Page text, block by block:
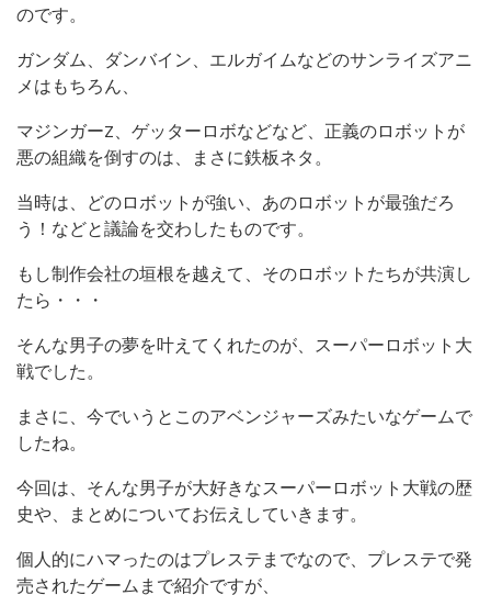
のです。
ガンダム、ダンバイン、エルガイムなどのサンライズアニ
メはもちろん、
マジンガーZ、ゲッターロボなどなど、正義のロボットが
悪の組織を倒すのは、まさに鉄板ネタ。
当時は、どのロボットが強い、あのロボットが最強だろ
う！などと議論を交わしたものです。
もし制作会社の垣根を越えて、そのロボットたちが共演し
たら・・・
そんな男子の夢を叶えてくれたのが、スーパーロボット大
戦でした。
まさに、今でいうとこのアベンジャーズみたいなゲームで
したね。
今回は、そんな男子が大好きなスーパーロボット大戦の歴
史や、まとめについてお伝えしていきます。
個人的にハマったのはプレステまでなので、プレステで発
売されたゲームまで紹介ですが、